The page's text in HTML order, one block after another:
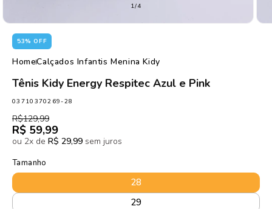
1/de
4
53% OFF
HomeCalçados Infantis Menina Kidy
Tênis Kidy Energy Respitec Azul e Pink
SKU:
03710370269-28
Preço
normal
R$129,99
Preço
promocional
R$ 59,99
ou 2x de R$ 29,99 sem juros
Tamanho
28
29